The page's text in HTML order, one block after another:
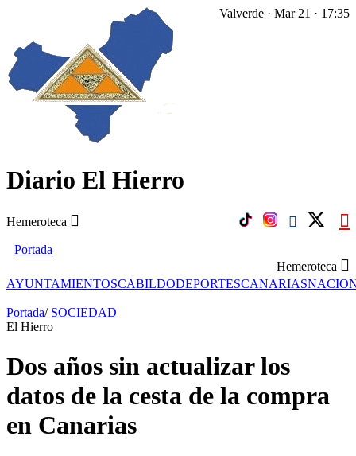
Diario El Hierro
Hemeroteca
Valverde · Mar 21 · 17:35
Portada
Hemeroteca
AYUNTAMIENTOSCABILDODEPORTESCANARIAS
Portada/ SOCIEDAD
El Hierro
Dos años sin actualizar los
datos de la cesta de la compra
en Canarias